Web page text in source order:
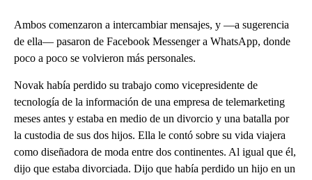
Ambos comenzaron a intercambiar mensajes, y —a sugerencia
de ella— pasaron de Facebook Messenger a WhatsApp, donde
poco a poco se volvieron más personales.
Novak había perdido su trabajo como vicepresidente de
tecnología de la información de una empresa de telemarketing
meses antes y estaba en medio de un divorcio y una batalla por
la custodia de sus dos hijos. Ella le contó sobre su vida viajera
como diseñadora de moda entre dos continentes. Al igual que él,
dijo que estaba divorciada. Dijo que había perdido un hijo en un